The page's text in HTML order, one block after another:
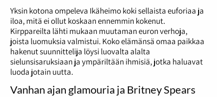
Yksin kotona ompeleva Ikäheimo koki sellaista euforiaa ja
iloa, mitä ei ollut koskaan ennemmin kokenut.
Kirppareilta lähti mukaan muutaman euron verhoja,
joista luomuksia valmistui. Koko elämänsä omaa paikkaa
hakenut suunnittelija löysi luovalta alalta
sielunsisaruksiaan ja ympäriltään ihmisiä, jotka haluavat
luoda jotain uutta.
Vanhan ajan glamouria ja Britney Spears